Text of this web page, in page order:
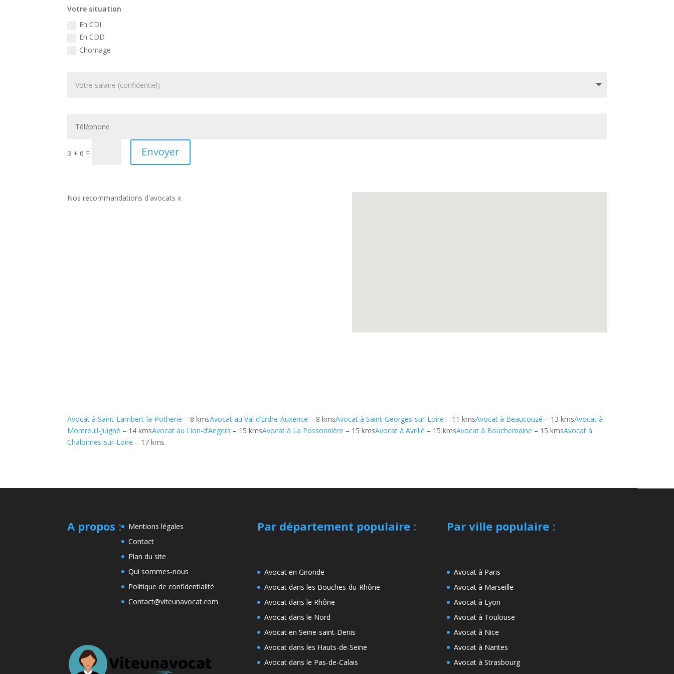
Votre situation
En CDI
En CDD
Chomage
3 + 6 = Envoyer
Nos recommandations d'avocats x
Avocat à Saint-Lambert-la-Potherie – 8 kmsAvocat au Val d’Erdre-Auxence – 8 kmsAvocat à Saint-Georges-sur-Loire – 11 kmsAvocat à Beaucouzé – 13 kmsAvocat à
Montreuil-Juigné – 14 kmsAvocat au Lion-d’Angers – 15 kmsAvocat à La Possonnière – 15 kmsAvocat à Avrillé – 15 kmsAvocat à Bouchemaine – 15 kmsAvocat à
Chalonnes-sur-Loire – 17 kms
A propos :
Mentions légales
Contact
Plan du site
Qui sommes-nous
Politique de confidentialité
Contact@viteunavocat.com
Par département populaire:
Avocat en Gironde
Avocat dans les Bouches-du-Rhône
Avocat dans le Rhône
Avocat dans le Nord
Avocat en Seine-saint-Denis
Avocat dans les Hauts-de-Seine
Avocat dans le Pas-de-Calais
Par ville populaire:
Avocat à Paris
Avocat à Marseille
Avocat à Lyon
Avocat à Toulouse
Avocat à Nice
Avocat à Nantes
Avocat à Strasbourg